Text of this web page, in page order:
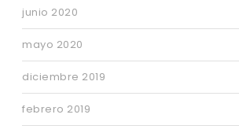
junio 2020
mayo 2020
diciembre 2019
febrero 2019